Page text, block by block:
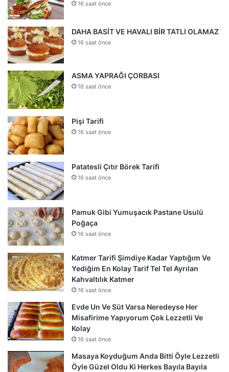
16 saat önce
DAHA BASİT VE HAVALI BİR TATLI OLAMAZ
16 saat önce
ASMA YAPRAĞI ÇORBASI
16 saat önce
Pişi Tarifi
16 saat önce
Patatesli Çıtır Börek Tarifi
16 saat önce
Pamuk Gibi Yumuşacık Pastane Usulü
Poğaça
16 saat önce
Katmer Tarifi Şimdiye Kadar Yaptığım Ve
Yediğim En Kolay Tarif Tel Tel Ayrılan
Kahvaltılık Katmer
16 saat önce
Evde Un Ve Süt Varsa Neredeyse Her
Misafirime Yapıyorum Çok Lezzetli Ve
Kolay
16 saat önce
Masaya Koyduğum Anda Bitti Öyle Lezzetli
Öyle Güzel Oldu Ki Herkes Bayıla Bayıla